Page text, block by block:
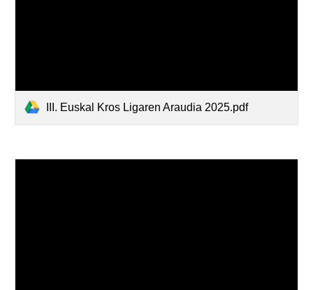
III. Euskal Kros Ligaren Araudia 2025.pdf